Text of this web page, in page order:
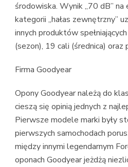
środowiska. Wynik „70 dB” na
kategorii „hałas zewnętrzny”
innych produktów
(sezon), 19 cali (średnica) oraz
Firma Goodyear
Opony Goodyear należą do
cieszą się opinią jednych z
Pierwsze modele marki były
pierwszych samochodach
między innymi legendarnym
oponach Goodyear jeżdżą